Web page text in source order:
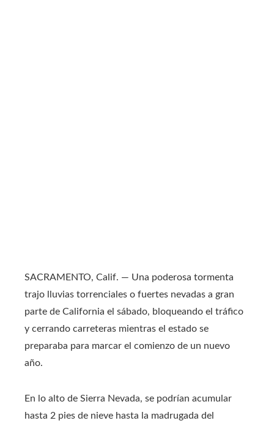
SACRAMENTO, Calif. — Una poderosa tormenta
trajo lluvias torrenciales o fuertes nevadas a gran
parte de California el sábado, bloqueando el tráfico
y cerrando carreteras mientras el estado se
preparaba para marcar el comienzo de un nuevo
año.
En lo alto de Sierra Nevada, se podrían acumular
hasta 2 pies de nieve hasta la madrugada del